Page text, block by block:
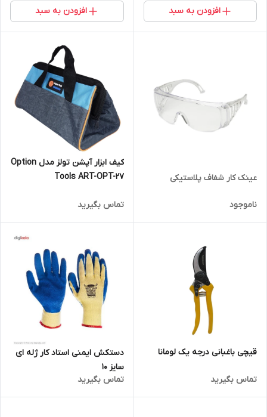
افزودن به سبد افزودن به سبد
عینک کار شفاف پلاستیکی
ناموجود
کیف ابزار آپشن تولز مدل Option
Tools ART-OPT-27
تماس بگیرید
قیچی باغبانی درجه یک لومانا
تماس بگیرید
دستکش ایمنی استاد کار ژله ای
سایز 10
تماس بگیرید